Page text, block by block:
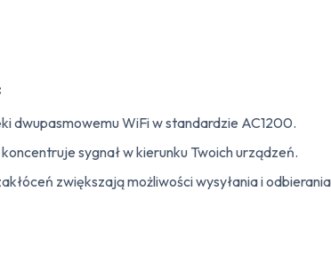
dwupasmowemu WiFi w standardzie AC1200.
sygnał w kierunku Twoich urządzeń.
zwiększają możliwości wysyłania i